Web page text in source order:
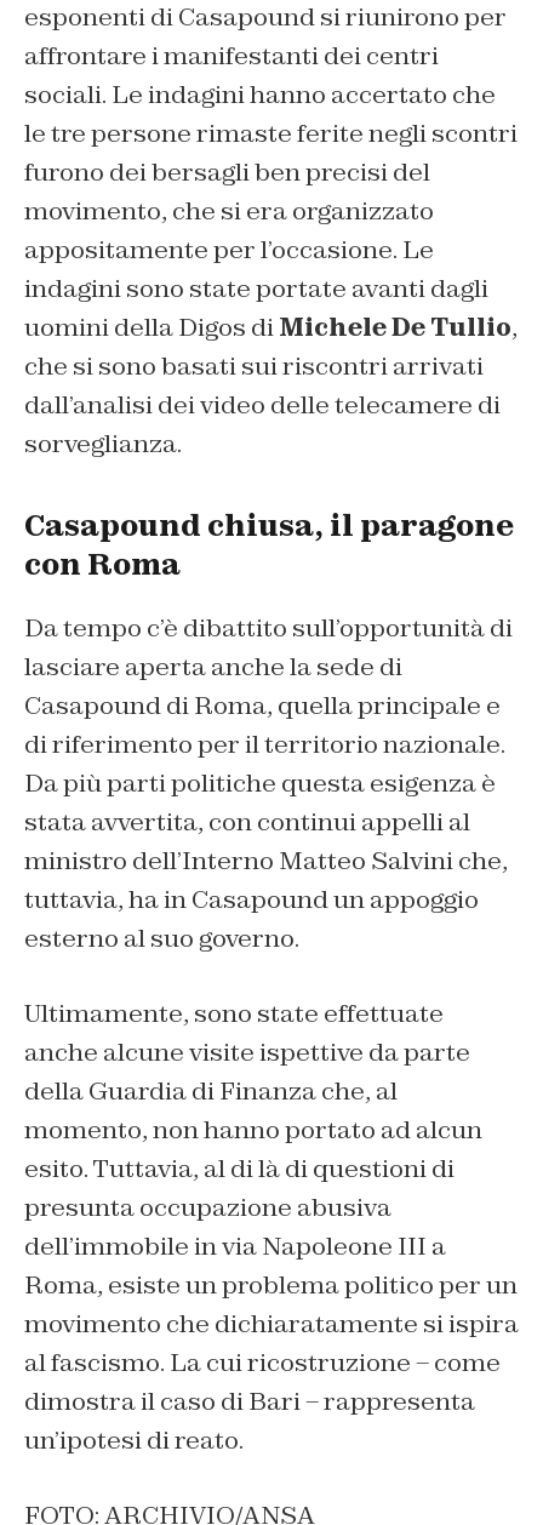
esponenti di Casapound si riunirono per
affrontare i manifestanti dei centri
sociali. Le indagini hanno accertato che
le tre persone rimaste ferite negli scontri
furono dei bersagli ben precisi del
movimento, che si era organizzato
appositamente per l’occasione. Le
indagini sono state portate avanti dagli
uomini della Digos diMichele De Tullio,
che si sono basati sui riscontri arrivati
dall’analisi dei video delle telecamere di
sorveglianza.
Casapound chiusa, il paragone
con Roma
Da tempo c’è dibattito sull’opportunità di
lasciare aperta anche la sede di
Casapound di Roma, quella principale e
di riferimento per il territorio nazionale.
Da più parti politiche questa esigenza è
stata avvertita, con continui appelli al
ministro dell’Interno Matteo Salvini che,
tuttavia, ha in Casapound un appoggio
esterno al suo governo.
Ultimamente, sono state effettuate
anche alcune visite ispettive da parte
della Guardia di Finanza che, al
momento, non hanno portato ad alcun
esito. Tuttavia, al di là di questioni di
presunta occupazione abusiva
dell’immobile in via Napoleone III a
Roma, esiste un problema politico per un
movimento che dichiaratamente si ispira
al fascismo. La cui ricostruzione – come
dimostra il caso di Bari – rappresenta
un’ipotesi di reato.
FOTO: ARCHIVIO/ANSA